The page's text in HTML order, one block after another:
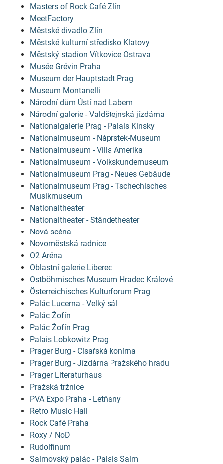
Masters of Rock Café Zlín
MeetFactory
Městské divadlo Zlín
Městské kulturní středisko Klatovy
Městský stadion Vítkovice Ostrava
Musée Grévin Praha
Museum der Hauptstadt Prag
Museum Montanelli
Národní dům Ústí nad Labem
Národní galerie - Valdštejnská jízdárna
Nationalgalerie Prag - Palais Kinsky
Nationalmuseum - Náprstek-Museum
Nationalmuseum - Villa Amerika
Nationalmuseum - Volkskundemuseum
Nationalmuseum Prag - Neues Gebäude
Nationalmuseum Prag - Tschechisches
Musikmuseum
Nationaltheater
Nationaltheater - Ständetheater
Nová scéna
Novoměstská radnice
O2 Aréna
Oblastní galerie Liberec
Ostböhmisches Museum Hradec Králové
Österreichisches Kulturforum Prag
Palác Lucerna - Velký sál
Palác Žofín
Palác Žofín Prag
Palais Lobkowitz Prag
Prager Burg - Císařská konírna
Prager Burg - Jízdárna Pražského hradu
Prager Literaturhaus
Pražská tržnice
PVA Expo Praha - Letňany
Retro Music Hall
Rock Café Praha
Roxy / NoD
Rudolfinum
Salmovský palác - Palais Salm